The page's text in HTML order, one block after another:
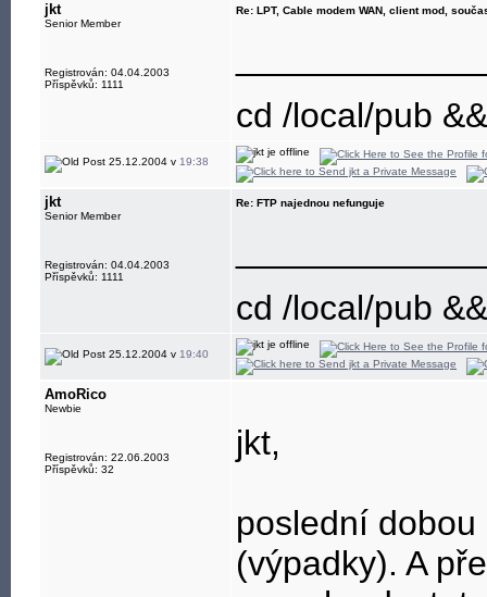
jkt
Senior Member
Registrován: 04.04.2003
Příspěvků: 1111
Re: LPT, Cable modem WAN, client mod,
cd /local/pub
25.12.2004 v 19:38
jkt
Senior Member
Registrován: 04.04.2003
Příspěvků: 1111
Re: FTP najednou nefunguje
cd /local/pub
25.12.2004 v 19:40
AmoRico
Newbie
Registrován: 22.06.2003
Příspěvků: 32
jkt,
poslední
(výpadky). A